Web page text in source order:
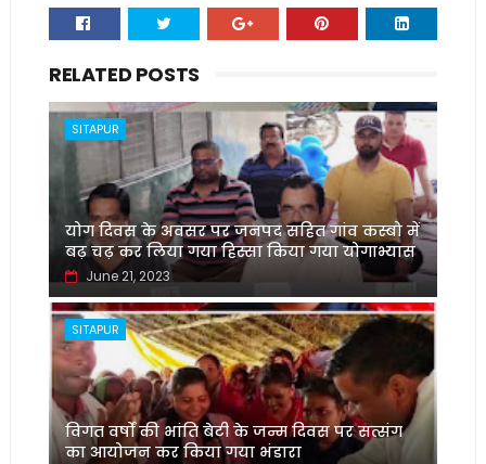
RELATED POSTS
SITAPUR
योग दिवस के अवसर पर जनपद सहित गांव कस्बो में
बढ़ चढ़ कर लिया गया हिस्सा किया गया योगाभ्यास
June 21, 2023
SITAPUR
विगत वर्षों की भांति बेटी के जन्म दिवस पर सत्संग
का आयोजन कर किया गया भंडारा